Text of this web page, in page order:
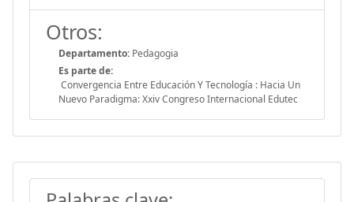
Otros:
Departamento: Pedagogia
Es parte de:
Convergencia Entre Educación Y Tecnología : Hacia Un
Nuevo Paradigma: Xxiv Congreso Internacional Edutec